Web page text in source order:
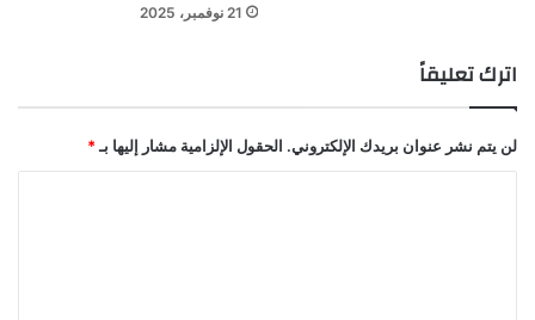
21 نوفمبر، 2025
اترك تعليقاً
لن يتم نشر عنوان بريدك الإلكتروني. الحقول الإلزامية مشار إليها بـ *